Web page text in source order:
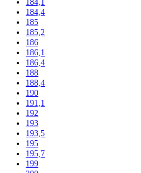
159
161,1
161,2
162,3
164
164,1
164,4
165
165,8
165,9
166
168,4
170
171
172,5